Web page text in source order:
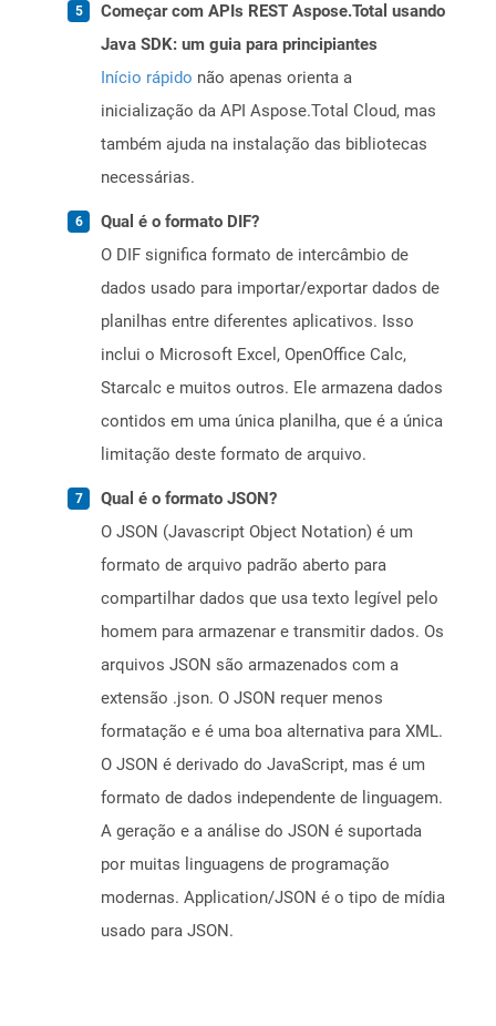
Começar com APIs REST Aspose.Total usando
Java SDK: um guia para principiantes
Início rápido não apenas orienta a
inicialização da API Aspose.Total Cloud, mas
também ajuda na instalação das bibliotecas
necessárias.
Qual é o formato DIF?
O DIF significa formato de intercâmbio de
dados usado para importar/exportar dados de
planilhas entre diferentes aplicativos. Isso
inclui o Microsoft Excel, OpenOffice Calc,
Starcalc e muitos outros. Ele armazena dados
contidos em uma única planilha, que é a única
limitação deste formato de arquivo.
Qual é o formato JSON?
O JSON (Javascript Object Notation) é um
formato de arquivo padrão aberto para
compartilhar dados que usa texto legível pelo
homem para armazenar e transmitir dados. Os
arquivos JSON são armazenados com a
extensão .json. O JSON requer menos
formatação e é uma boa alternativa para XML.
O JSON é derivado do JavaScript, mas é um
formato de dados independente de linguagem.
A geração e a análise do JSON é suportada
por muitas linguagens de programação
modernas. Application/JSON é o tipo de mídia
usado para JSON.